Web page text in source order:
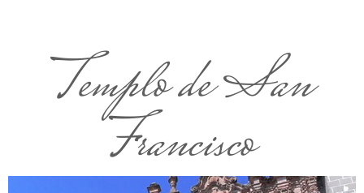
Templo de San
Francisco